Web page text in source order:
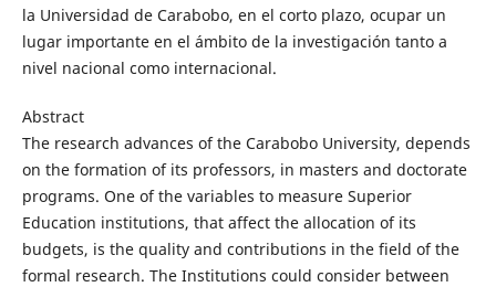
la Universidad de Carabobo, en el corto plazo, ocupar un
lugar importante en el ámbito de la investigación tanto a
nivel nacional como internacional.
Abstract
The research advances of the Carabobo University, depends
on the formation of its professors, in masters and doctorate
programs. One of the variables to measure Superior
Education institutions, that affect the allocation of its
budgets, is the quality and contributions in the field of the
formal research. The Institutions could consider between